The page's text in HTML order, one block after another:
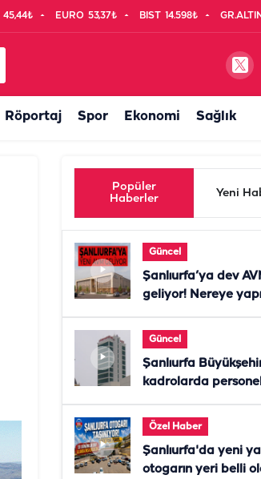
45,44₺ EURO 53,37₺ BIST 14.598₺ GR.ALTIN
Röportaj Spor Ekonomi Sağlık
Popüler
Haberler
Yeni
Güncel
Şanlıurfa’ya dev
geliyor! Nereye
Güncel
Şanlıurfa
kadrolarda
Özel Haber
Şanlıurfa'da yeni
otogarın yeri belli